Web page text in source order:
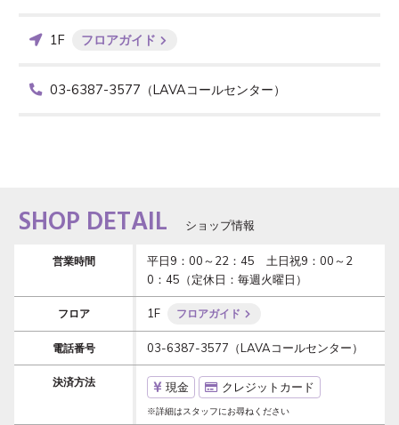
1F フロアガイド
03-6387-3577（LAVAコールセンター）
SHOP DETAIL ショップ情報
営業時間
平日9：00～22：45　土日祝9：00～2
0：45（定休日：毎週火曜日）
フロア 1F フロアガイド
電話番号 03-6387-3577（LAVAコールセンター）
決済方法 現金 クレジットカード
※詳細はスタッフにお尋ねください